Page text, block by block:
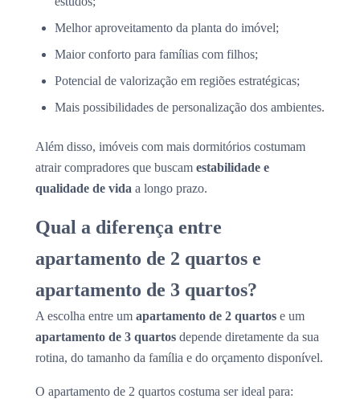
Melhor aproveitamento da planta do imóvel;
Maior conforto para famílias com filhos;
Potencial de valorização em regiões estratégicas;
Mais possibilidades de personalização dos ambientes.
Além disso, imóveis com mais dormitórios costumam
atrair compradores que buscam estabilidade e
qualidade de vida a longo prazo.
Qual a diferença entre
apartamento de 2 quartos e
apartamento de 3 quartos?
A escolha entre um apartamento de 2 quartos e um
apartamento de 3 quartos depende diretamente da sua
rotina, do tamanho da família e do orçamento disponível.
O apartamento de 2 quartos costuma ser ideal para: